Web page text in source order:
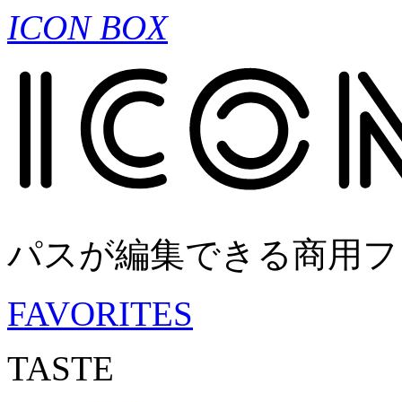
ICON BOX
パスが編集できる商用
FAVORITES
TASTE